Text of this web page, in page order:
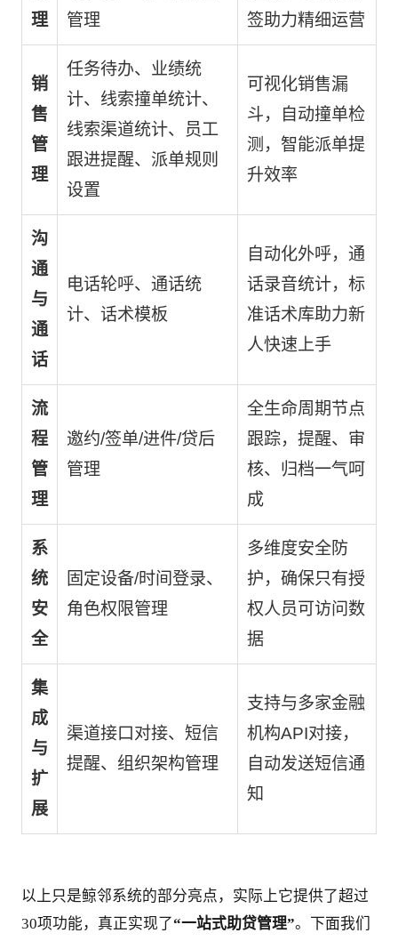
理
管理
签助力精细运营
销
售
管
理
任务待办、业绩统
计、线索撞单统计、
线索渠道统计、员工
跟进提醒、派单规则
设置
可视化销售漏
斗，自动撞单检
测，智能派单提
升效率
沟
通
与
通
话
电话轮呼、通话统
计、话术模板
自动化外呼，通
话录音统计，标
准话术库助力新
人快速上手
流
程
管
理
邀约/签单/进件/贷后
管理
全生命周期节点
跟踪，提醒、审
核、归档一气呵
成
系
统
安
全
固定设备/时间登录、
角色权限管理
多维度安全防
护，确保只有授
权人员可访问数
据
集
成
与
扩
展
渠道接口对接、短信
提醒、组织架构管理
支持与多家金融
机构API对接，
自动发送短信通
知
以上只是鲸邻系统的部分亮点，实际上它提供了超过
30项功能，真正实现了“一站式助贷管理”。下面我们